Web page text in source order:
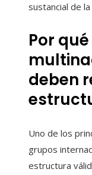
sustancial de
Por
deben
Uno de los
grupos
estructura